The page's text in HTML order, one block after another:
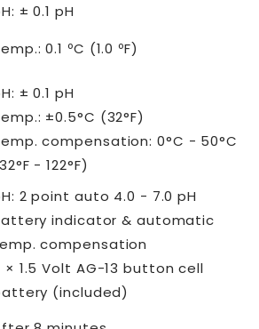
± 0.1 pH
0.1 ºC (1.0 ºF)
± 0.1 pH
±0.5°C (32°F)
compensation: 0°C - 50°C
- 122°F)
2 point auto 4.0 - 7.0 pH
indicator & automatic
compensation
× 1.5 Volt AG-13 button cell
(included)